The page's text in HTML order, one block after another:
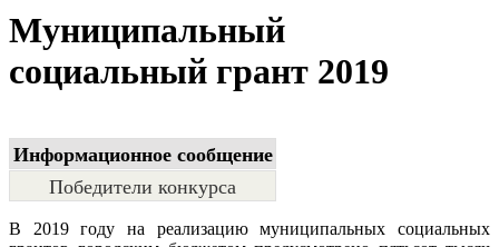
Муниципальный
социальный грант 2019
Информационное сообщение
Победители конкурса
В 2019 году на реализацию муниципальных социальных